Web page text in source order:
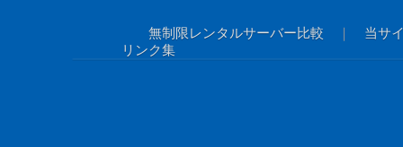
無制限レンタルサーバー比較 ｜
当サ
リンク集